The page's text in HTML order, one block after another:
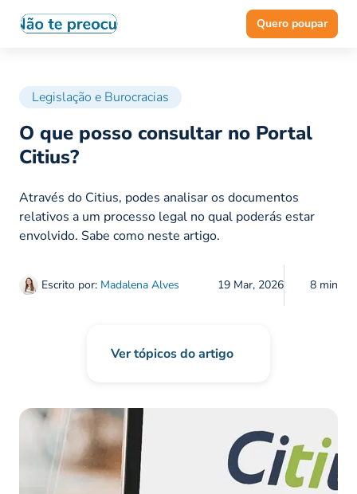
Quero poupar
Legislação e Burocracias
O que posso consultar no Portal
Citius?
Escrito por: Madalena Alves 19 Mar, 2026 8 min
Através do Citius, podes analisar os documentos
relativos a um processo legal no qual poderás estar
envolvido. Sabe como neste artigo.
Ver tópicos do artigo